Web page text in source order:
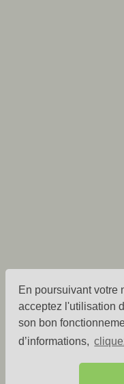
En poursuivant votre
acceptez l'utilisation
son bon
d’informations,